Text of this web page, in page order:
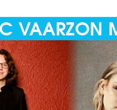
VAARZON